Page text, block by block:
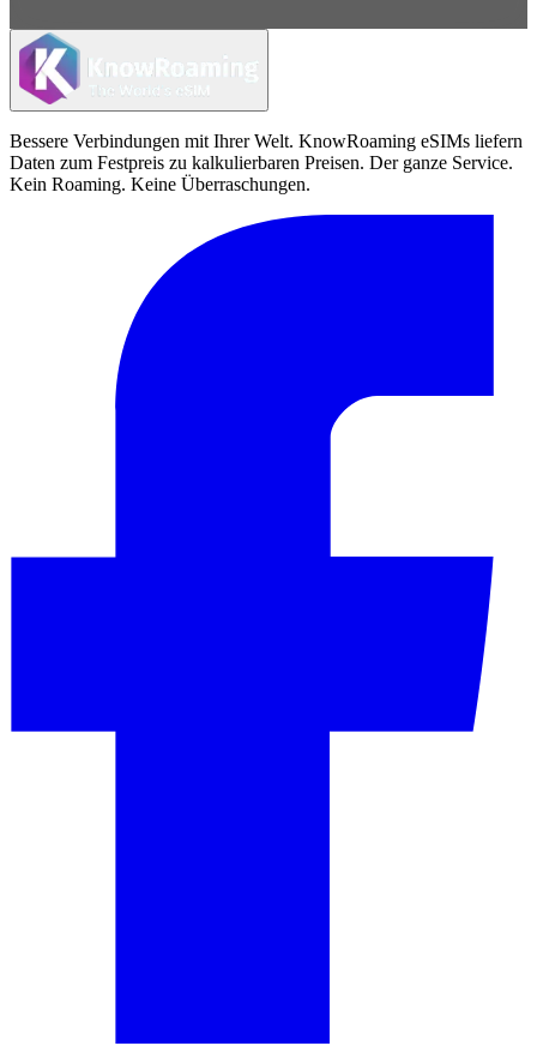
Bessere Verbindungen mit Ihrer Welt. KnowRoaming eSIMs liefern
Daten zum Festpreis zu kalkulierbaren Preisen. Der ganze Service.
Kein Roaming. Keine Überraschungen.